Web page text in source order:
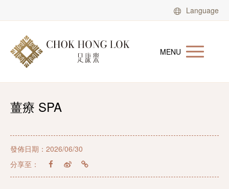
Language
MENU
薑療 SPA
發佈日期：2026/06/30
分享至：